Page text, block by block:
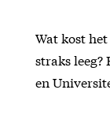
Wat kost
straks
en